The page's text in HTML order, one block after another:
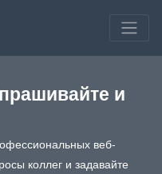
и
веб-
коллег и задавайте